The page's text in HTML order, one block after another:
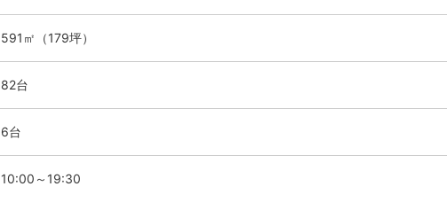
591 ㎡ （179坪）
82台
6台
10:00～19:30